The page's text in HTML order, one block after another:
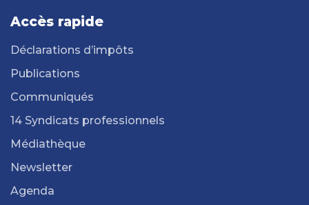
Accès rapide
Déclarations d’impôts
Publications
Communiqués
14 Syndicats professionnels
Médiathèque
Newsletter
Agenda